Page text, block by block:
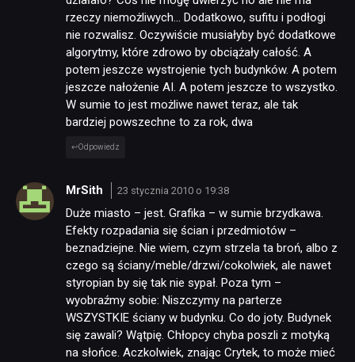
rzeczy niemożliwych… Dodatkowo, sufitu i podłogi
nie rozwalisz. Oczywiście musiałyby być dodatkowe
algorytmy, które zdrowo by obciążały całość. A
potem jeszcze wystrojenie tych budynków. A potem
jeszcze nałożenie AI. A potem jeszcze to wszystko.
W sumie to jest możliwe nawet teraz, ale tak
bardziej powszechne to za rok, dwa
Odpowiedz
MrSith 23 stycznia 2010 o 19:38
Duże miasto – jest. Grafika – w sumie brzydkawa.
Efekty rozpadania się ścian i przedmiotów –
beznadziejne. Nie wiem, czym strzela ta broń, albo z
czego są ściany/meble/drzwi/cokolwiek, ale nawet
styropian by się tak nie sypał. Poza tym –
wyobraźmy sobie: Niszczymy na parterze
WSZYSTKIE ściany w budynku. Co do joty. Budynek
się zawali? Wątpię. Chłopcy chyba poszli z motyką
na słońce. Aczkolwiek, znając Crytek, to może mieć